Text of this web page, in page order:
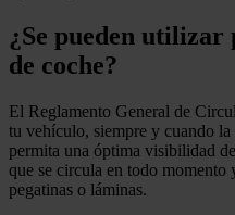
¿Se pueden utilizar
de coche?
El Reglamento General de
tu vehículo, siempre y cuando
permita una óptima visibilidad
que se circula en todo momento
pegatinas o láminas.